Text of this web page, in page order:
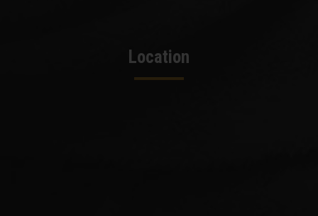
Location